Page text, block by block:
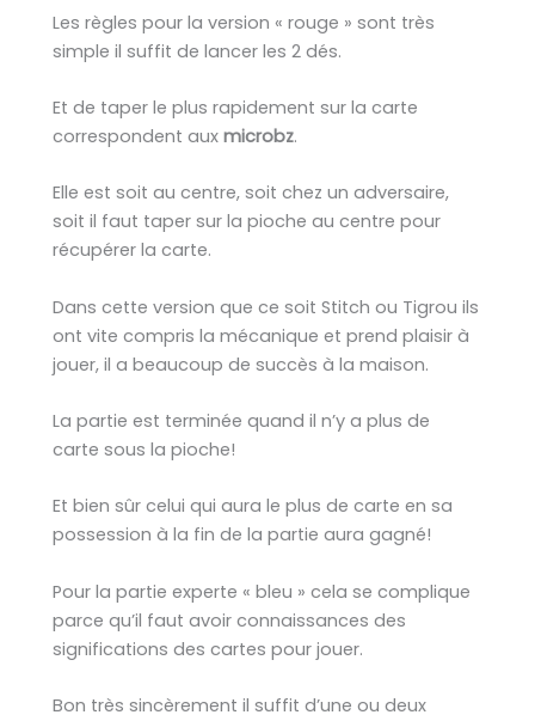
Les règles pour la version « rouge » sont très
simple il suffit de lancer les 2 dés.
Et de taper le plus rapidement sur la carte
correspondent aux microbz.
Elle est soit au centre, soit chez un adversaire,
soit il faut taper sur la pioche au centre pour
récupérer la carte.
Dans cette version que ce soit Stitch ou Tigrou ils
ont vite compris la mécanique et prend plaisir à
jouer, il a beaucoup de succès à la maison.
La partie est terminée quand il n’y a plus de
carte sous la pioche!
Et bien sûr celui qui aura le plus de carte en sa
possession à la fin de la partie aura gagné!
Pour la partie experte « bleu » cela se complique
parce qu’il faut avoir connaissances des
significations des cartes pour jouer.
Bon très sincèrement il suffit d’une ou deux